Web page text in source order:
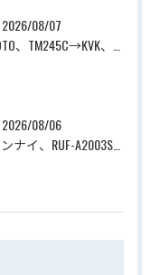
2026/08/07
2026/08/06